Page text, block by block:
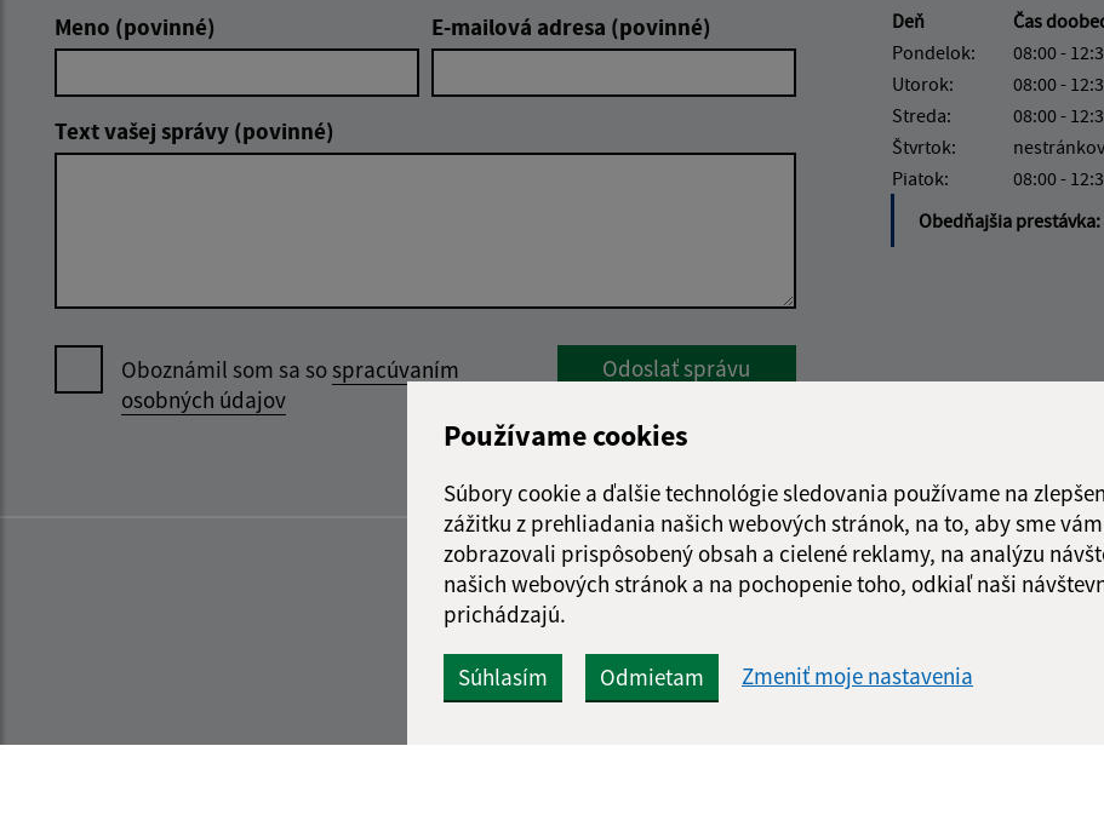
Používame cookies
Súbory cookie a ďalšie technológie sledovania používame na
zážitku z prehliadania našich webových stránok, na to, aby sme vám
zobrazovali prispôsobený obsah a cielené reklamy, na analýzu
našich webových stránok a na pochopenie toho, odkiaľ naši
prichádzajú.
Súhlasím Odmietam Zmeniť moje nastavenia
Meno (povinné) E-mailová adresa (povinné)
Text vašej správy (povinné)
Oboznámil som sa sospracúvaním
osobných údajov
Google reCaptcha Response
Odoslať správu
Deň Čas
Pondelok:
08:00 -
Utorok:
08:00 -
Streda:
08:00 -
Štvrtok:
Piatok:
08:00 -
Obedňajšia prestávka: